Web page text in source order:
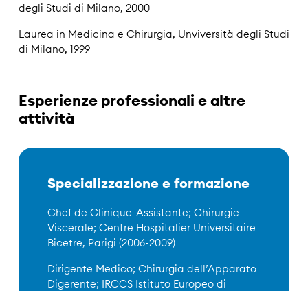
degli Studi di Milano, 2000
Laurea in Medicina e Chirurgia, Unviversità degli Studi
di Milano, 1999
Esperienze professionali e altre
attività
Specializzazione e formazione
Chef de Clinique-Assistante; Chirurgie
Viscerale; Centre Hospitalier Universitaire
Bicetre, Parigi (2006-2009)
Dirigente Medico; Chirurgia dell’Apparato
Digerente; IRCCS Istituto Europeo di